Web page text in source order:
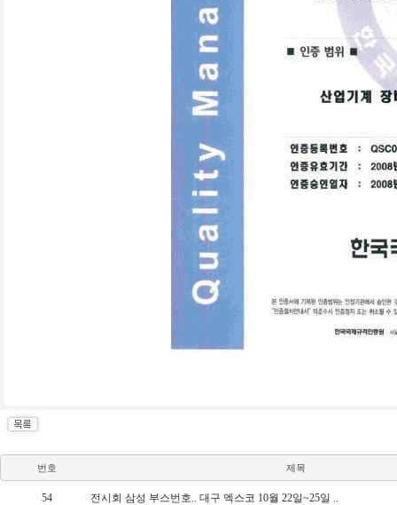
번호 제목
54
전시회 삼성 부스번호.. 대구 엑스코 10월 22일~25일 ..